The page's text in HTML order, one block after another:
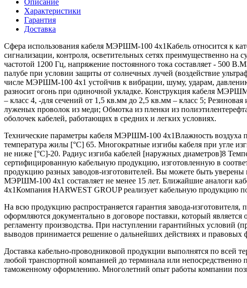
Характеристики
Гарантия
Доставка
Сфера использования кабеля МЭРШМ-100 4х1Кабель относится к
сигнализации, контроля, осветительных сетях преимущественно
частотой 1200 Гц, напряжение постоянного тока составляет - 500
палубе при условии защиты от солнечных лучей (воздействие
числе МЭРШМ-100 4х1 устойчив к вибрации, шуму, ударам,
разносит огонь при одиночной укладке. Конструкция кабеля
– класс 4, -для сечений от 1,5 кв.мм до 2,5 кв.мм – класс 5;
луженых проволок из меди; Обмотка из пленки из
оболочек кабелей, работающих в средних и легких условиях.
Технические параметры кабеля МЭРШМ-100 4х1Влажность воздуха
температура жилы [°С] 65. Многократные изгибы кабеля при угле
не ниже [°C]-20. Радиус изгиба кабелей [наружных диаметров]8
сертифицированную кабельную продукцию, изготовленную в
продукцию разных заводов-изготовителей. Вы можете быть
МЭРШМ-100 4х1 составляет не менее 15 лет. Ближайшие аналоги
4х1Компания HARWEST GROUP реализует кабельную
На всю продукцию распространяется гарантия завода-
оформляются документально в договоре поставки, который
регламенту производства. При наступлении гарантийных условий
выводов принимается решение о дальнейших действиях и правовых
Доставка кабельно-проводниковой продукции выполнятся по всей
любой транспортной компанией до терминала или непосредственно
таможенному оформлению. Многолетний опыт работы компании